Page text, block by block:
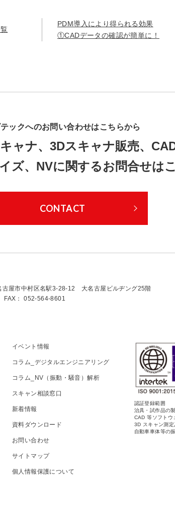
PDM導入により得られる効果
①CADデータの確認が簡単に！
ックへのお問い合わせはこちらから
ャナ、3Dスキャナ販売、
ズ、NVに関するお問合せは
CONTACT
屋市中村区名駅3-28-12 大名古屋ビルヂング25階
： 052-564-8601
イベント情報
コラム_デジタルエンジニアリング
コラム_NV（振動・騒音）解析
スキャン相談窓口
新着情報
資料ダウンロード
お問い合わせ
サイトマップ
個人情報保護について
認証登録範囲
治具・試作品の
CAD 等ソフトウ
3D スキャン測
自動車車体等の